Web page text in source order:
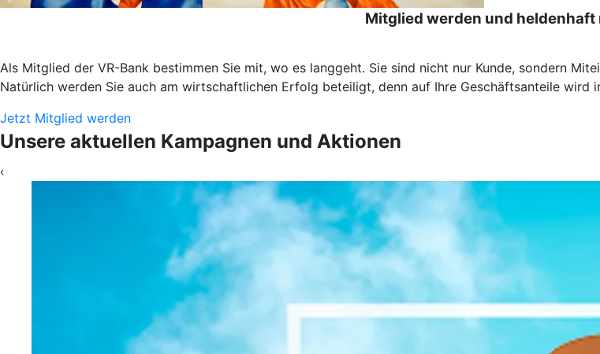
Mitglied werden und
Als Mitglied der VR-Bank bestimmen Sie mit, wo es langgeht. Sie sind nicht nur Kunde, sondern
Natürlich werden Sie auch am wirtschaftlichen Erfolg beteiligt, denn auf Ihre Geschäftsanteile wird
Jetzt Mitglied werden
Unsere aktuellen Kampagnen und Aktionen
‹